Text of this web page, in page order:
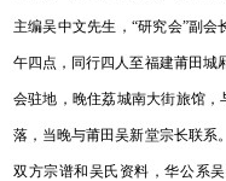
主编吴中文先生，“研究会”副
午四点，同行四人至福建莆田城
会驻地，晚住荔城南大街旅馆，
落，当晚与莆田吴新堂宗长联系
双方宗谱和吴氏资料，华公系